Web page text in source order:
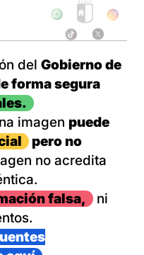
del Gobierno de
forma segura
imagen puede
pero no
no acredita
falsa,
ni